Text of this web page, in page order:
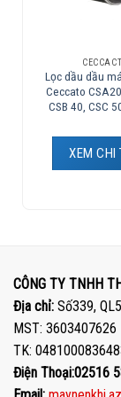
Lọc dầu dầu
Ceccato
CSB 40, CSC
XEM CHI
CÔNG TY TNHH
Địa chỉ: Số339,
MST: 3603407626
TK:
Điện Thoại:02516